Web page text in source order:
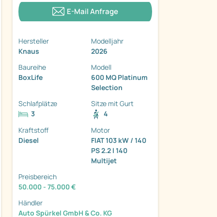
E-Mail Anfrage
Hersteller
Knaus
Modelljahr
2026
Baureihe
BoxLife
Modell
600 MQ Platinum
Selection
Schlafplätze
3
Sitze mit Gurt
4
Kraftstoff
Diesel
Motor
FIAT 103 kW / 140
PS 2.2 l 140
Multijet
Preisbereich
50.000 - 75.000 €
Händler
Auto Spürkel GmbH & Co. KG